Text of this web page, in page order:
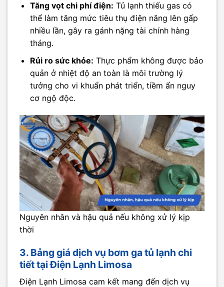
Tăng vọt chi phí điện: Tủ lạnh thiếu gas có
thể làm tăng mức tiêu thụ điện năng lên gấp
nhiều lần, gây ra gánh nặng tài chính hàng
tháng.
Rủi ro sức khỏe: Thực phẩm không được bảo
quản ở nhiệt độ an toàn là môi trường lý
tưởng cho vi khuẩn phát triển, tiềm ẩn nguy
cơ ngộ độc.
Nguyên nhân và hậu quả nếu không xử lý kịp
thời
3. Bảng giá dịch vụ bơm ga tủ lạnh chi
tiết tại Điện Lạnh Limosa
Điện Lạnh Limosa cam kết mang đến dịch vụ